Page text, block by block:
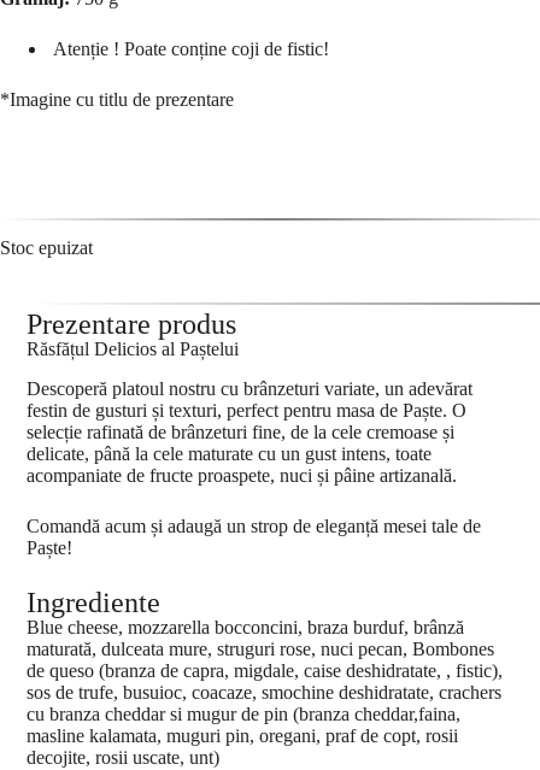
Atenție ! Poate conține coji de fistic!
*Imagine cu titlu de prezentare
Stoc epuizat
Prezentare produs
Răsfățul Delicios al Paștelui
Descoperă platoul nostru cu brânzeturi variate, un adevărat
festin de gusturi și texturi, perfect pentru masa de Paște. O
selecție rafinată de brânzeturi fine, de la cele cremoase și
delicate, până la cele maturate cu un gust intens, toate
acompaniate de fructe proaspete, nuci și pâine artizanală.
Comandă acum și adaugă un strop de eleganță mesei tale de
Paște!
Ingrediente
Blue cheese, mozzarella bocconcini, braza burduf, brânză
maturată, dulceata mure, struguri rose, nuci pecan, Bombones
de queso (branza de capra, migdale, caise deshidratate, , fistic),
sos de trufe, busuioc, coacaze, smochine deshidratate, crachers
cu branza cheddar si mugur de pin (branza cheddar,faina,
masline kalamata, muguri pin, oregani, praf de copt, rosii
decojite, rosii uscate, unt)